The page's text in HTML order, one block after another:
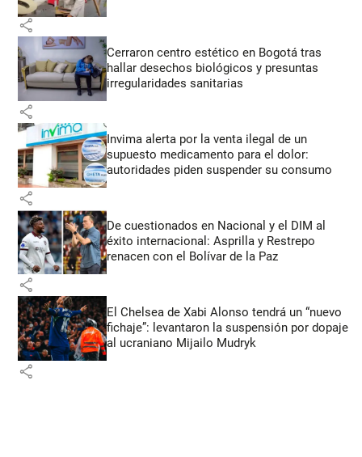
share
Cerraron centro estético en Bogotá tras
hallar desechos biológicos y presuntas
irregularidades sanitarias
share
Invima alerta por la venta ilegal de un
supuesto medicamento para el dolor:
autoridades piden suspender su consumo
share
De cuestionados en Nacional y el DIM al
éxito internacional: Asprilla y Restrepo
renacen con el Bolívar de la Paz
share
El Chelsea de Xabi Alonso tendrá un “nuevo
fichaje”: levantaron la suspensión por dopaje
al ucraniano Mijailo Mudryk
share